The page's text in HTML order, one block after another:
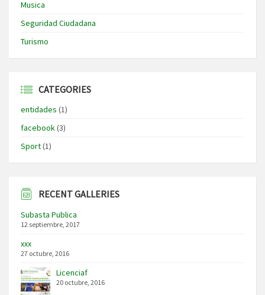
Musica
Seguridad Ciudadana
Turismo
CATEGORIES
entidades (1)
facebook(3)
Sport(1)
RECENT GALLERIES
Subasta Publica
12 septiembre, 2017
xxx
27 octubre, 2016
Licenciaf
20 octubre, 2016